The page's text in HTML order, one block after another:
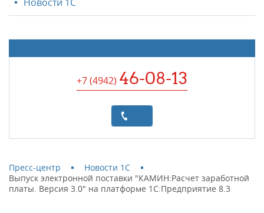
+7 (4942) 46-08-13
Пресс-центр
Новости 1С
Выпуск электронной поставки "КАМИН:Расчет заработной
платы. Версия 3.0" на платформе 1С:Предприятие 8.3